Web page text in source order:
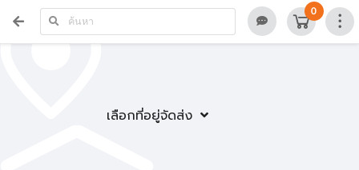
เลือกที่อยู่จัดส่ง
0